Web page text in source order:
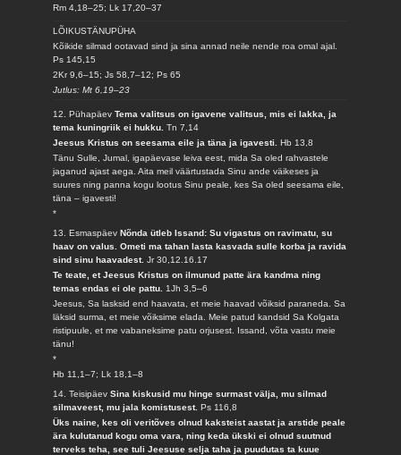
Rm 4,18–25; Lk 17,20–37
LÕIKUSTÄNUPÜHA
Kõikide silmad ootavad sind ja sina annad neile nende roa omal ajal.
Ps 145,15
2Kr 9,6–15; Js 58,7–12; Ps 65
Jutlus: Mt 6,19–23
12. PühapäevTema valitsus on igavene valitsus, mis ei lakka, ja
tema kuningriik ei hukku.Tn 7,14
Jeesus Kristus on seesama eile ja täna ja igavesti.Hb 13,8
Tänu Sulle, Jumal, igapäevase leiva eest, mida Sa oled rahvastele
jaganud ajast aega. Aita meil väärtustada Sinu ande väikeses ja
suures ning panna kogu lootus Sinu peale, kes Sa oled seesama eile,
täna – igavesti!
*
13. EsmaspäevNõnda ütleb Issand: Su vigastus on ravimatu, su
haav on valus. Ometi ma tahan lasta kasvada sulle korba ja ravida
sind sinu haavadest.Jr 30,12.16.17
Te teate, et Jeesus Kristus on ilmunud patte ära kandma ning
temas endas ei ole pattu. 1Jh 3,5–6
Jeesus, Sa lasksid end haavata, et meie haavad võiksid paraneda. Sa
läksid surma, et meie võiksime elada. Meie patud kandsid Sa Kolgata
ristipuule, et me vabaneksime patu orjusest. Issand, võta vastu meie
tänu!
*
Hb 11,1–7; Lk 18,1–8
14. TeisipäevSina kiskusid mu hinge surmast välja, mu silmad
silmaveest, mu jala komistusest.Ps 116,8
Üks naine, kes oli veritõves olnud kaksteist aastat ja arstide peale
ära kulutanud kogu oma vara, ning keda ükski ei olnud suutnud
terveks teha, see tuli Jeesuse selja taha ja puudutas ta kuue